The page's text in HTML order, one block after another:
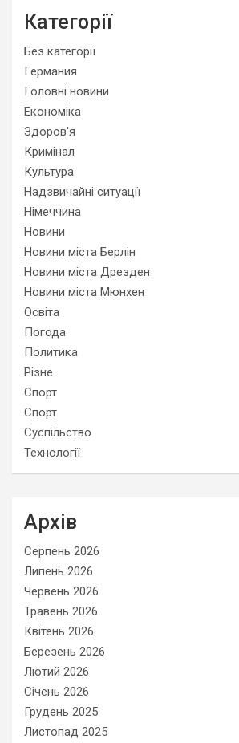
Категорії
Без категорії
Германия
Головні новини
Економіка
Здоров'я
Кримінал
Культура
Надзвичайні ситуації
Німеччина
Новини
Новини міста Берлін
Новини міста Дрезден
Новини міста Мюнхен
Освіта
Погода
Политика
Різне
Спорт
Спорт
Суспільство
Технології
Архів
Серпень 2026
Липень 2026
Червень 2026
Травень 2026
Квітень 2026
Березень 2026
Лютий 2026
Січень 2026
Грудень 2025
Листопад 2025